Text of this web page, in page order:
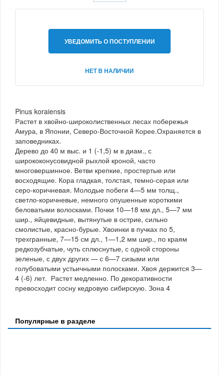
УВЕДОМИТЬ О ПОСТУПЛЕНИИ
НЕТ В НАЛИЧИИ
Pinus koraiensis
Растет в хвойно-широколиственных лесах побережья
Амура, в Японии, Северо-Восточной Корее.Охраняется в
заповедниках.
Дерево до 40 м выс. и 1 (-1,5) м в диам., с
ширококонусовидной рыхлой кроной, часто
многовершинное. Ветви крепкие, простертые или
восходящие. Кора гладкая, толстая, темно-серая или
серо-коричневая. Молодые побеги 4—5 мм толщ.,
светло-коричневые, немного опушенные короткими
беловатыми волосками. Почки 10—18 мм дл., 5—7 мм
шир., яйцевидные, вытянутые в острие, сильно
смолистые, красно-бурые. Хвоинки в пучках по 5,
трехгранные, 7—15 см дл., 1—1,2 мм шир., по краям
редкозубчатые, чуть сплюснутые, с одной стороны
зеленые, с двух других — с 6—7 сизыми или
голубоватыми устьичными полосками. Хвоя держится 3—
4 (-6) лет. Растет медленно. По декоративности
превосходит сосну кедровую сибирскую. Зона 4
Популярные в разделе